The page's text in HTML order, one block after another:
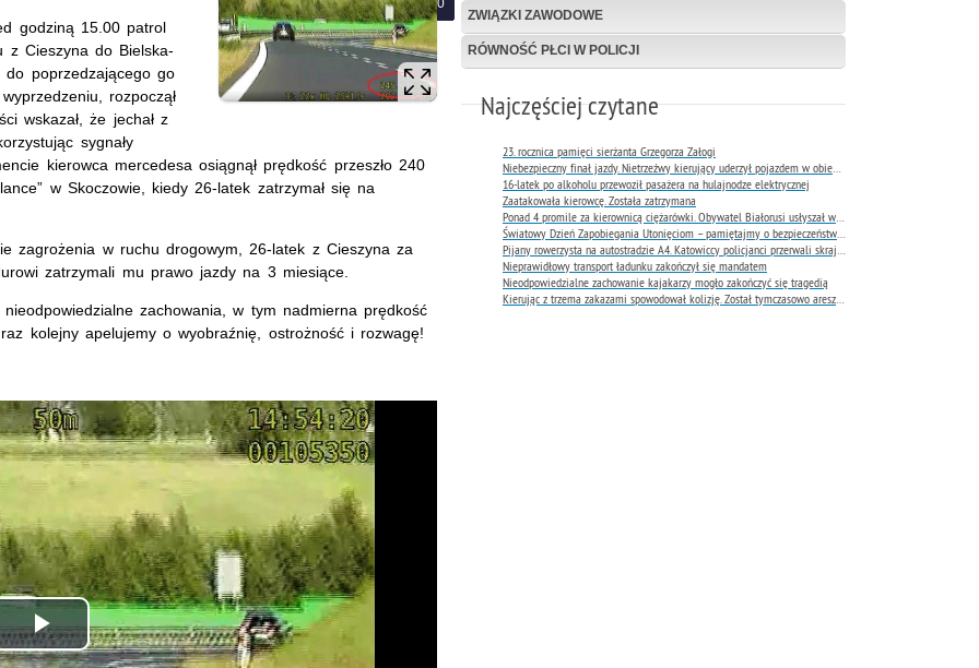
ZWIĄZKI ZAWODOWE
RÓWNOŚĆ PŁCI W POLICJI
Najczęściej czytane
23. rocznica pamięci sierżanta Grzegorza Załogi
16-latek po alkoholu przewoził pasażera na hulajnodze elektrycznej
Zaatakowała kierowcę. Została zatrzymana
Nieprawidłowy transport ładunku zakończył się mandatem
Nieodpowiedzialne zachowanie kajakarzy mogło zakończyć się tragedią
godziną 15.00 patrol
z Cieszyna do Bielska-
do poprzedzającego go
rozpoczął
wskazał,że jechał z
sygnały
kierowca mercedesa osiągnął prędkość przeszło 240
w Skoczowie, kiedy 26-latek zatrzymał się na
zagrożenia w ruchu drogowym, 26-latek z Cieszyna za
zatrzymali mu prawo jazdy na 3 miesiące.
zachowania, w tym nadmierna prędkość
kolejny apelujemy o wyobraźnię, ostrożność i rozwagę!
Odtwórz